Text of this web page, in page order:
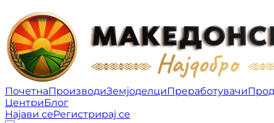
Овошје и грозје | Македонско најдобро
ПочетнаПроизводиЗемјоделциПреработувачи
ЦентриБлог
Најави сеРегистрирај се